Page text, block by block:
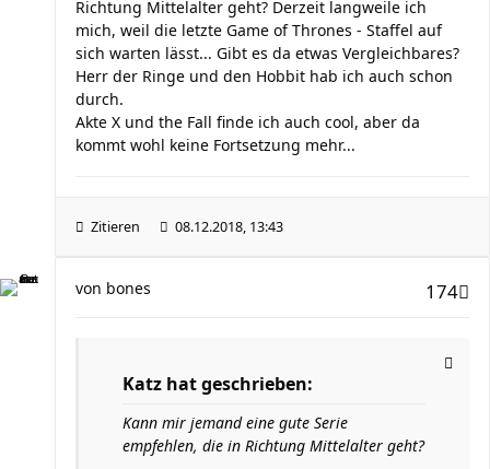
Richtung Mittelalter geht? Derzeit langweile ich
mich, weil die letzte Game of Thrones - Staffel auf
sich warten lässt... Gibt es da etwas Vergleichbares?
Herr der Ringe und den Hobbit hab ich auch schon
durch.
Akte X und the Fall finde ich auch cool, aber da
kommt wohl keine Fortsetzung mehr...
Zitieren 08.12.2018, 13:43
174
von bones
Katz hat geschrieben:
Kann mir jemand eine gute Serie
empfehlen, die in Richtung Mittelalter geht?